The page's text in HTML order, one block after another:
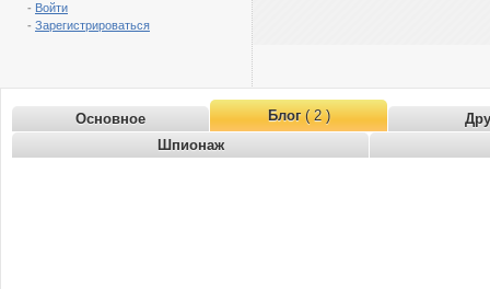
- Войти
- Зарегистрироваться
Основное Блог( 2 )
Шпионаж